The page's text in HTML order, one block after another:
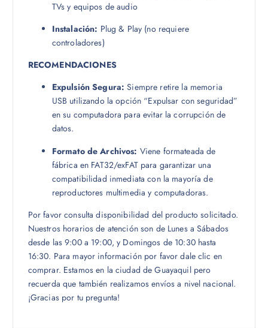
TVs y equipos de audio
Instalación: Plug & Play (no requiere
controladores)
RECOMENDACIONES
Expulsión Segura: Siempre retire la memoria
USB utilizando la opción “Expulsar con seguridad”
en su computadora para evitar la corrupción de
datos.
Formato de Archivos: Viene formateada de
fábrica en FAT32/exFAT para garantizar una
compatibilidad inmediata con la mayoría de
reproductores multimedia y computadoras.
Por favor consulta disponibilidad del producto solicitado.
Nuestros horarios de atención son de Lunes a Sábados
desde las 9:00 a 19:00, y Domingos de 10:30 hasta
16:30. Para mayor información por favor dale clic en
comprar. Estamos en la ciudad de Guayaquil pero
recuerda que también realizamos envíos a nivel nacional.
¡Gracias por tu pregunta!